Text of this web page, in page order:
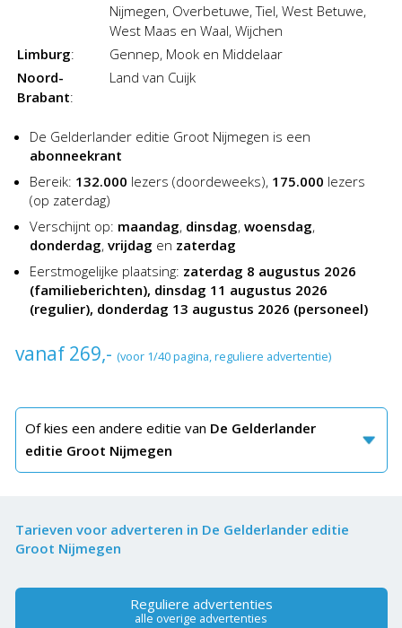
Nijmegen, Overbetuwe, Tiel, West Betuwe,
West Maas en Waal, Wijchen
Limburg:
Gennep, Mook en Middelaar
Noord-
Brabant:
Land van Cuijk
De Gelderlander editie Groot Nijmegen is een
abonneekrant
Bereik: 132.000 lezers (doordeweeks), 175.000 lezers
(op zaterdag)
Verschijnt op: maandag, dinsdag, woensdag,
donderdag, vrijdag en zaterdag
Eerstmogelijke plaatsing: zaterdag 8 augustus 2026
(familieberichten), dinsdag 11 augustus 2026
(regulier), donderdag 13 augustus 2026 (personeel)
vanaf 269,- (voor 1/40 pagina, reguliere advertentie)
Of kies een andere editie van De Gelderlander
editie Groot Nijmegen
Tarieven voor adverteren in De Gelderlander editie
Groot Nijmegen
Reguliere advertenties
alle overige advertenties